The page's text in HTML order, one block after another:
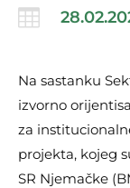

Na sastanku
izvorno
za
projekta, kojeg
SR Njemačke